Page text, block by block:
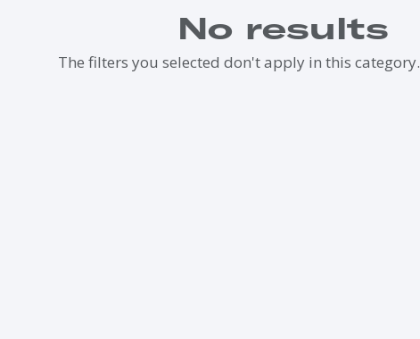
No results
The filters you selected don't apply in this category.